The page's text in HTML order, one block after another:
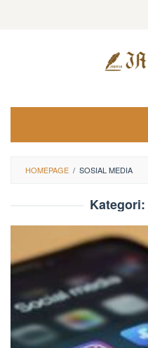
HOMEPAGE / SOSIAL MEDIA
Kategori: